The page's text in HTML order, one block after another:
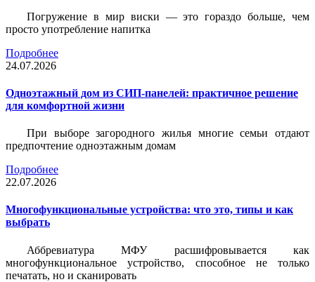
Погружение в мир виски — это гораздо больше, чем
просто употребление напитка
Подробнее
24.07.2026
Одноэтажный дом из СИП-панелей: практичное решение
для комфортной жизни
При выборе загородного жилья многие семьи отдают
предпочтение одноэтажным домам
Подробнее
22.07.2026
Многофункциональные устройства: что это, типы и как
выбрать
Аббревиатура МФУ расшифровывается как
многофункциональное устройство, способное не только
печатать, но и сканировать